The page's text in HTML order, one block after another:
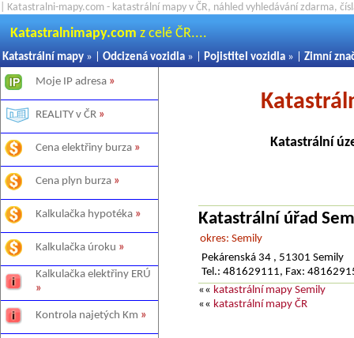
| Katastralni-mapy.com - katastrální mapy v ČR, náhled vyhledávání zdarma,
Katastralnimapy.com z celé ČR....
Katastrální mapy » | Odcizená vozidla » | Pojistitel vozidla » | Zimní
Moje IP adresa »
REALITY v ČR »
Cena elektřiny burza »
Cena plyn burza »
Kalkulačka hypotéka »
Kalkulačka úroku »
Kalkulačka elektřiny ERÚ
»
Kontrola najetých Km »
Katastrální
Katastrální úřad
okres: Semily
Pekárenská 34 , 51301 Semily
Tel.: 481629111, Fax:
«« katastrální mapy Semily
«« katastrální mapy ČR